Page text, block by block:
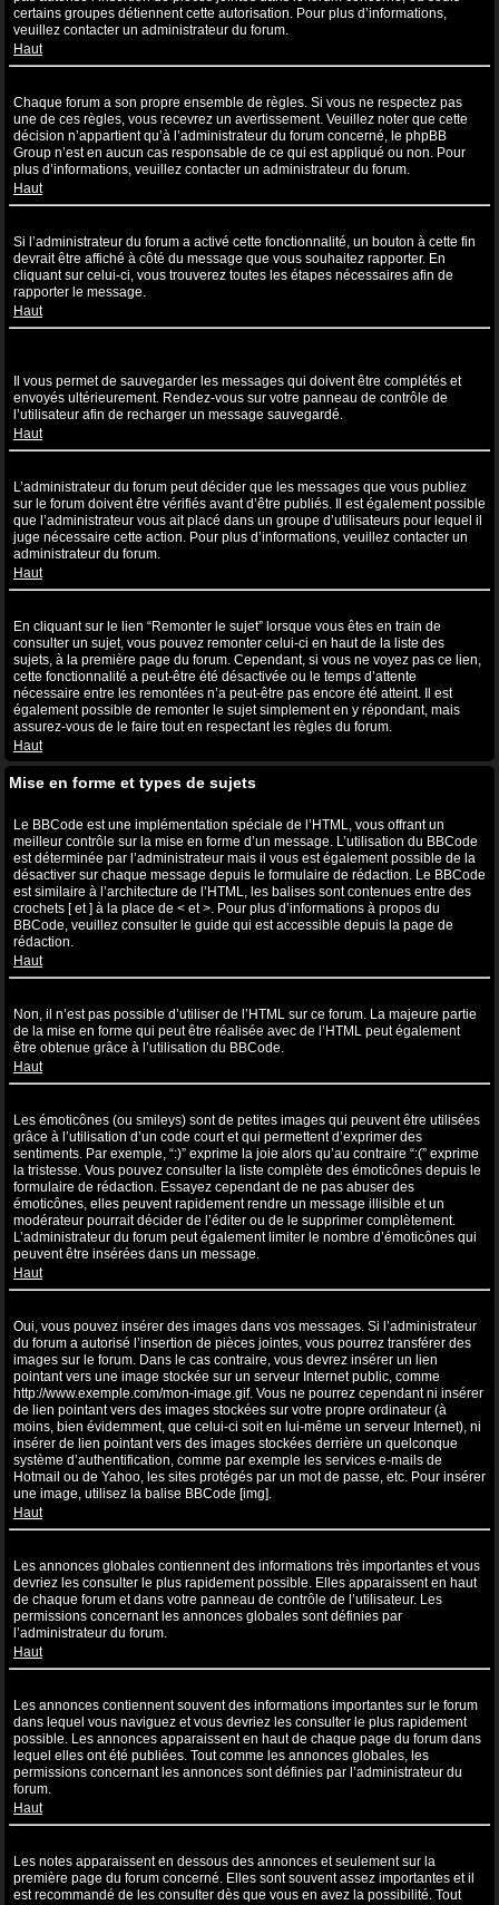
certains groupes détiennent cette autorisation. Pour plus d’informations,
veuillez contacter un administrateur du forum.
Haut
Chaque forum a son propre ensemble de règles. Si vous ne respectez pas
une de ces règles, vous recevrez un avertissement. Veuillez noter que cette
décision n’appartient qu’à l’administrateur du forum concerné, le phpBB
Group n’est en aucun cas responsable de ce qui est appliqué ou non. Pour
plus d’informations, veuillez contacter un administrateur du forum.
Haut
Si l’administrateur du forum a activé cette fonctionnalité, un bouton à cette fin
devrait être affiché à côté du message que vous souhaitez rapporter. En
cliquant sur celui-ci, vous trouverez toutes les étapes nécessaires afin de
rapporter le message.
Haut
Il vous permet de sauvegarder les messages qui doivent être complétés et
envoyés ultérieurement. Rendez-vous sur votre panneau de contrôle de
l’utilisateur afin de recharger un message sauvegardé.
Haut
L’administrateur du forum peut décider que les messages que vous publiez
sur le forum doivent être vérifiés avant d’être publiés. Il est également possible
que l’administrateur vous ait placé dans un groupe d’utilisateurs pour lequel il
juge nécessaire cette action. Pour plus d’informations, veuillez contacter un
administrateur du forum.
Haut
En cliquant sur le lien “Remonter le sujet” lorsque vous êtes en train de
consulter un sujet, vous pouvez remonter celui-ci en haut de la liste des
sujets, à la première page du forum. Cependant, si vous ne voyez pas ce lien,
cette fonctionnalité a peut-être été désactivée ou le temps d’attente
nécessaire entre les remontées n’a peut-être pas encore été atteint. Il est
également possible de remonter le sujet simplement en y répondant, mais
assurez-vous de le faire tout en respectant les règles du forum.
Haut
Mise en forme et types de sujets
Le BBCode est une implémentation spéciale de l’HTML, vous offrant un
meilleur contrôle sur la mise en forme d’un message. L’utilisation du BBCode
est déterminée par l’administrateur mais il vous est également possible de la
désactiver sur chaque message depuis le formulaire de rédaction. Le BBCode
est similaire à l’architecture de l’HTML, les balises sont contenues entre des
crochets [ et ] à la place de < et >. Pour plus d’informations à propos du
BBCode, veuillez consulter le guide qui est accessible depuis la page de
rédaction.
Haut
Non, il n’est pas possible d’utiliser de l’HTML sur ce forum. La majeure partie
de la mise en forme qui peut être réalisée avec de l’HTML peut également
être obtenue grâce à l’utilisation du BBCode.
Haut
Les émoticônes (ou smileys) sont de petites images qui peuvent être utilisées
grâce à l’utilisation d’un code court et qui permettent d’exprimer des
sentiments. Par exemple, “:)” exprime la joie alors qu’au contraire “:(” exprime
la tristesse. Vous pouvez consulter la liste complète des émoticônes depuis le
formulaire de rédaction. Essayez cependant de ne pas abuser des
émoticônes, elles peuvent rapidement rendre un message illisible et un
modérateur pourrait décider de l’éditer ou de le supprimer complètement.
L’administrateur du forum peut également limiter le nombre d’émoticônes qui
peuvent être insérées dans un message.
Haut
Oui, vous pouvez insérer des images dans vos messages. Si l’administrateur
du forum a autorisé l’insertion de pièces jointes, vous pourrez transférer des
images sur le forum. Dans le cas contraire, vous devrez insérer un lien
pointant vers une image stockée sur un serveur Internet public, comme
http://www.exemple.com/mon-image.gif. Vous ne pourrez cependant ni insérer
de lien pointant vers des images stockées sur votre propre ordinateur (à
moins, bien évidemment, que celui-ci soit en lui-même un serveur Internet), ni
insérer de lien pointant vers des images stockées derrière un quelconque
système d’authentification, comme par exemple les services e-mails de
Hotmail ou de Yahoo, les sites protégés par un mot de passe, etc. Pour insérer
une image, utilisez la balise BBCode [img].
Haut
Les annonces globales contiennent des informations très importantes et vous
devriez les consulter le plus rapidement possible. Elles apparaissent en haut
de chaque forum et dans votre panneau de contrôle de l’utilisateur. Les
permissions concernant les annonces globales sont définies par
l’administrateur du forum.
Haut
Les annonces contiennent souvent des informations importantes sur le forum
dans lequel vous naviguez et vous devriez les consulter le plus rapidement
possible. Les annonces apparaissent en haut de chaque page du forum dans
lequel elles ont été publiées. Tout comme les annonces globales, les
permissions concernant les annonces sont définies par l’administrateur du
forum.
Haut
Les notes apparaissent en dessous des annonces et seulement sur la
première page du forum concerné. Elles sont souvent assez importantes et il
est recommandé de les consulter dès que vous en avez la possibilité. Tout